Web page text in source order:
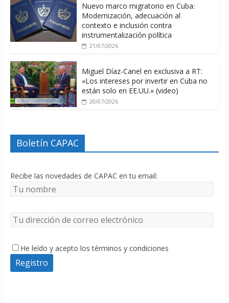
Nuevo marco migratorio en Cuba:
Modernización, adecuación al
contexto e inclusión contra
instrumentalización política
21/07/2026
Miguel Díaz-Canel en exclusiva a RT:
«Los intereses por invertir en Cuba no
están solo en EE.UU.» (video)
20/07/2026
Boletín CAPAC
Recibe las novedades de CAPAC en tu email:
He leído y acepto los términos y condiciones